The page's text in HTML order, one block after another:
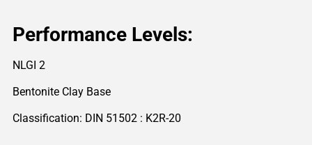
Performance Levels:
NLGI 2
Bentonite Clay Base
Classification: DIN 51502 : K2R-20